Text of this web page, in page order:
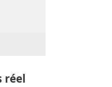
réel